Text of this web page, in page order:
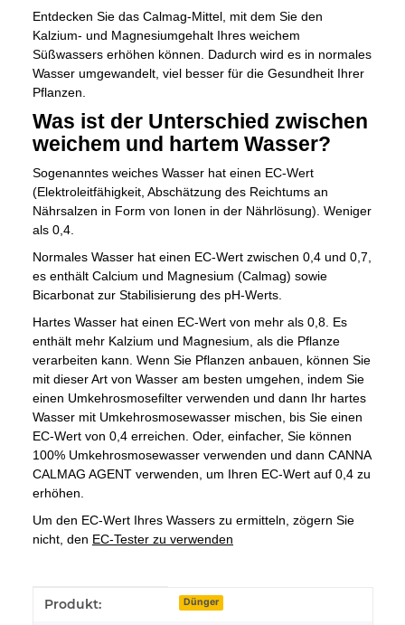
Entdecken Sie das Calmag-Mittel, mit dem Sie den
Kalzium- und Magnesiumgehalt Ihres weichem
Süßwassers erhöhen können. Dadurch wird es in normales
Wasser umgewandelt, viel besser für die Gesundheit Ihrer
Pflanzen.
Was ist der Unterschied zwischen
weichem und hartem Wasser?
Sogenanntes weiches Wasser hat einen EC-Wert
(Elektroleitfähigkeit, Abschätzung des Reichtums an
Nährsalzen in Form von Ionen in der Nährlösung). Weniger
als 0,4.
Normales Wasser hat einen EC-Wert zwischen 0,4 und 0,7,
es enthält Calcium und Magnesium (Calmag) sowie
Bicarbonat zur Stabilisierung des pH-Werts.
Hartes Wasser hat einen EC-Wert von mehr als 0,8. Es
enthält mehr Kalzium und Magnesium, als die Pflanze
verarbeiten kann. Wenn Sie Pflanzen anbauen, können Sie
mit dieser Art von Wasser am besten umgehen, indem Sie
einen Umkehrosmosefilter verwenden und dann Ihr hartes
Wasser mit Umkehrosmosewasser mischen, bis Sie einen
EC-Wert von 0,4 erreichen. Oder, einfacher, Sie können
100% Umkehrosmosewasser verwenden und dann CANNA
CALMAG AGENT verwenden, um Ihren EC-Wert auf 0,4 zu
erhöhen.
Um den EC-Wert Ihres Wassers zu ermitteln, zögern Sie
nicht, den EC-Tester zu verwenden
Produkteigenschaft
Wert
Produkt: Dünger